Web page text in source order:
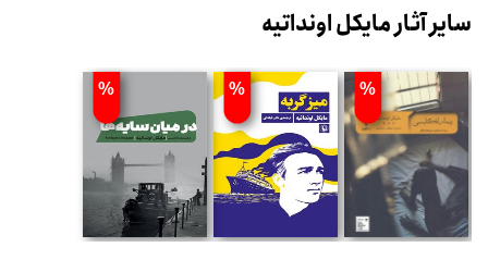
سایر آثار مایکل اونداتیه
%
%
%